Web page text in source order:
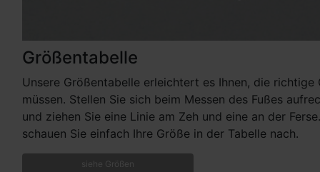
Größentabelle
Unsere Größentabelle erleichtert es Ihnen, die
müssen. Stellen Sie sich beim Messen des Fußes
und ziehen Sie eine Linie am Zeh und eine an der
schauen Sie einfach Ihre Größe in der Tabelle nach.
siehe Größen